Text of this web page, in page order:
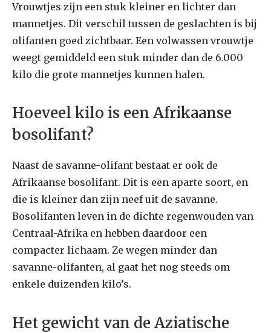
Vrouwtjes zijn een stuk kleiner en lichter dan
mannetjes. Dit verschil tussen de geslachten is bij
olifanten goed zichtbaar. Een volwassen vrouwtje
weegt gemiddeld een stuk minder dan de 6.000
kilo die grote mannetjes kunnen halen.
Hoeveel kilo is een Afrikaanse
bosolifant?
Naast de savanne-olifant bestaat er ook de
Afrikaanse bosolifant. Dit is een aparte soort, en
die is kleiner dan zijn neef uit de savanne.
Bosolifanten leven in de dichte regenwouden van
Centraal-Afrika en hebben daardoor een
compacter lichaam. Ze wegen minder dan
savanne-olifanten, al gaat het nog steeds om
enkele duizenden kilo’s.
Het gewicht van de Aziatische